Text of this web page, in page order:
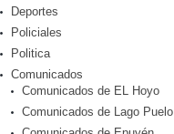
Deportes
Policiales
Politica
Comunicados
Comunicados de EL Hoyo
Comunicados de Lago Puelo